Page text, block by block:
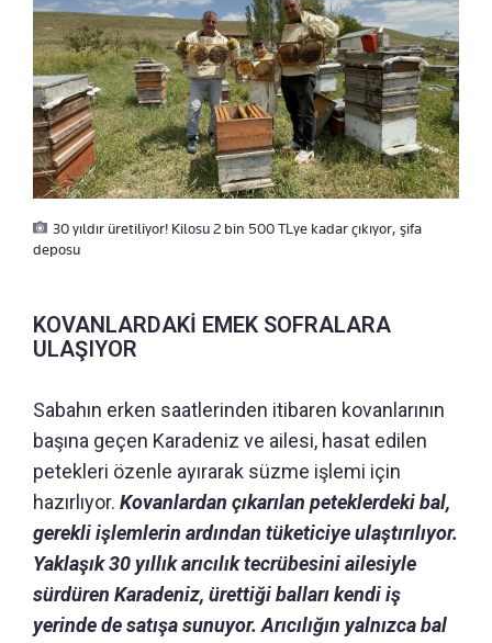
30 yıldır üretiliyor! Kilosu 2 bin 500 TLye kadar çıkıyor, şifa
deposu
KOVANLARDAKİ EMEK SOFRALARA
ULAŞIYOR
Sabahın erken saatlerinden itibaren kovanlarının
başına geçen Karadeniz ve ailesi, hasat edilen
petekleri özenle ayırarak süzme işlemi için
hazırlıyor. Kovanlardan çıkarılan peteklerdeki bal,
gerekli işlemlerin ardından tüketiciye ulaştırılıyor.
Yaklaşık 30 yıllık arıcılık tecrübesini ailesiyle
sürdüren Karadeniz, ürettiği balları kendi iş
yerinde de satışa sunuyor. Arıcılığın yalnızca bal